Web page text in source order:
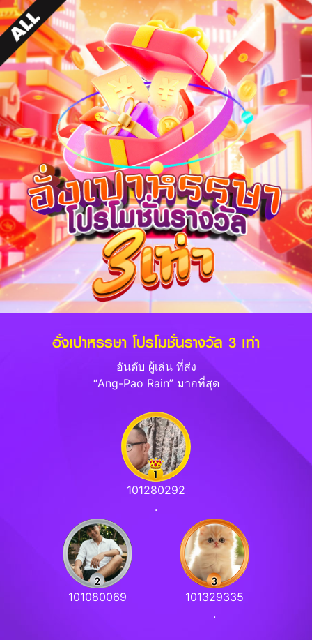
อั่งเปาหรรษา โปรโมชั่นรางวัล 3 เท่า
อันดับ ผู้เล่น ที่ส่ง
“Ang-Pao Rain” มากที่สุด
101280292
.
101080069
101329335
.